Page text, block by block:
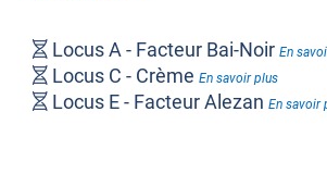
Locus A - Facteur Bai-Noir En
Locus C - Crème En savoir plus
Locus E - Facteur Alezan En savoir